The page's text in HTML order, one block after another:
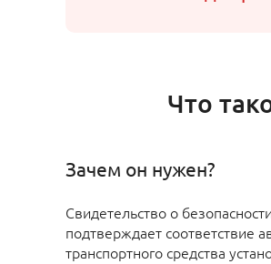
Что
Зачем он нужен?
Свидетельство о
подтверждает соответствие
транспортного средства